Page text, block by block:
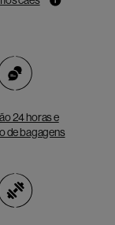
24 horas e
de bagagens